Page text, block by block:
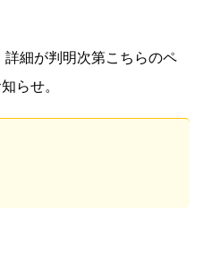
細が判明次第こちらのペ
らせ。